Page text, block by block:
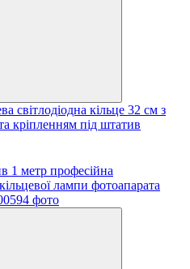
світлодіодна кільце 32 см з
кріпленням під штатив